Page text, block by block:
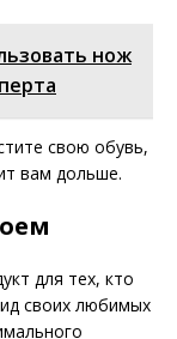
нож
свою обувь,
вам дольше.
для тех, кто
своих любимых